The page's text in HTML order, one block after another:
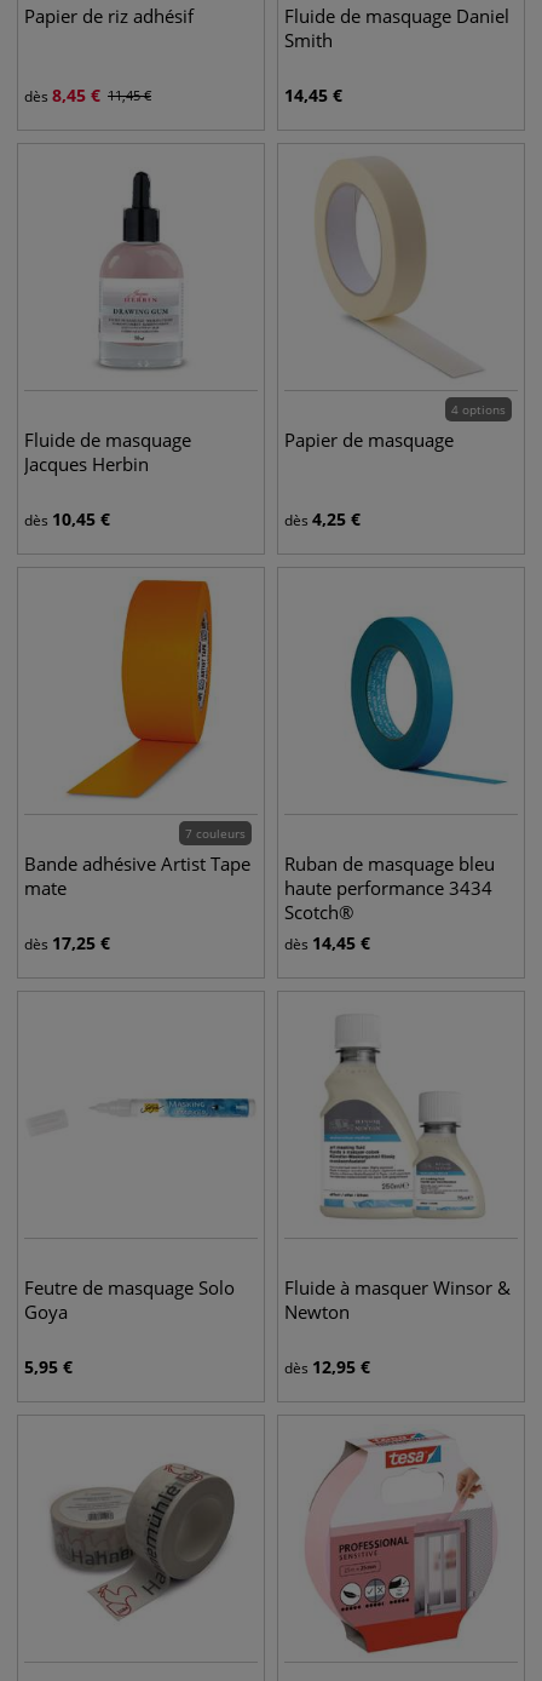
Papier de riz adhésif
dès 8,45 € 11,45€
Fluide de masquage Daniel
Smith
14,45 €
Fluide de masquage
Jacques Herbin
dès 10,45 €
4 options
Papier de masquage
dès 4,25 €
7 couleurs
Bande adhésive Artist Tape
mate
dès 17,25 €
Ruban de masquage bleu
haute performance 3434
Scotch®
dès 14,45 €
Feutre de masquage Solo
Goya
5,95 €
Fluide à masquer Winsor &
Newton
dès 12,95 €